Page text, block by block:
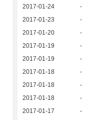
2017-01-24
-
2017-01-23
-
2017-01-20
-
2017-01-19
-
2017-01-19
-
2017-01-18
-
2017-01-18
-
2017-01-18
-
2017-01-17
-